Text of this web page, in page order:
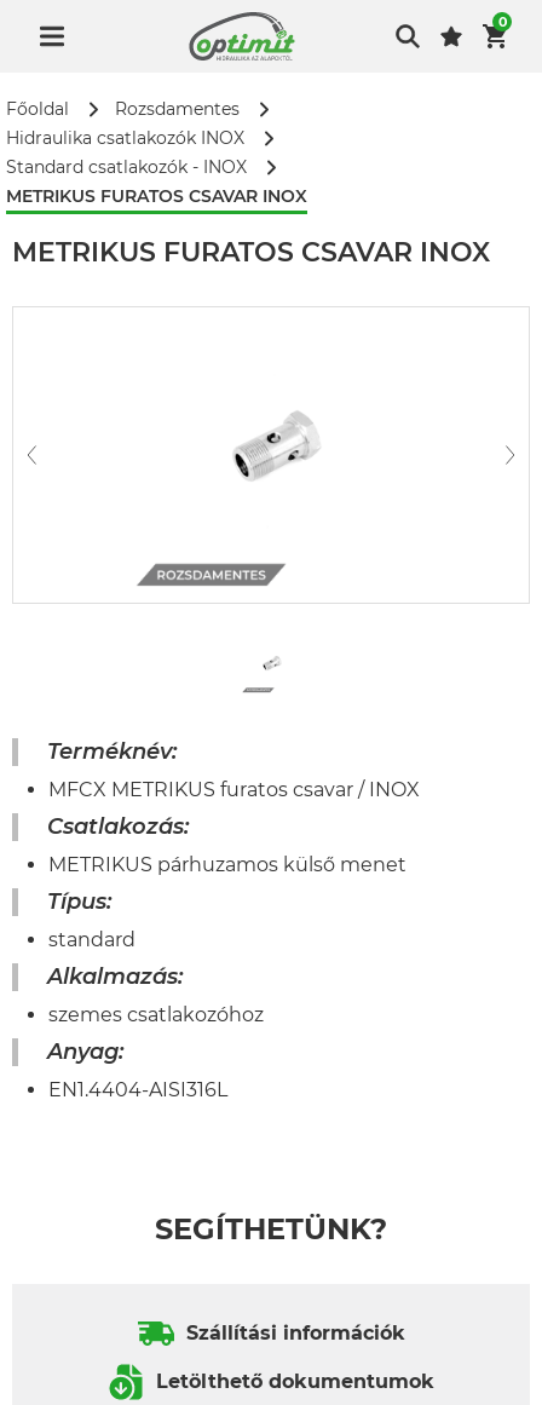
0
Főoldal
Rozsdamentes
Hidraulika csatlakozók INOX
Standard csatlakozók - INOX
METRIKUS FURATOS CSAVAR INOX
METRIKUS FURATOS CSAVAR INOX
Terméknév:
MFCX METRIKUS furatos csavar / INOX
Csatlakozás:
METRIKUS párhuzamos külső menet
Típus:
standard
Alkalmazás:
szemes csatlakozóhoz
Anyag:
EN1.4404-AISI316L
SEGÍTHETÜNK?
Szállítási információk
Letölthető dokumentumok